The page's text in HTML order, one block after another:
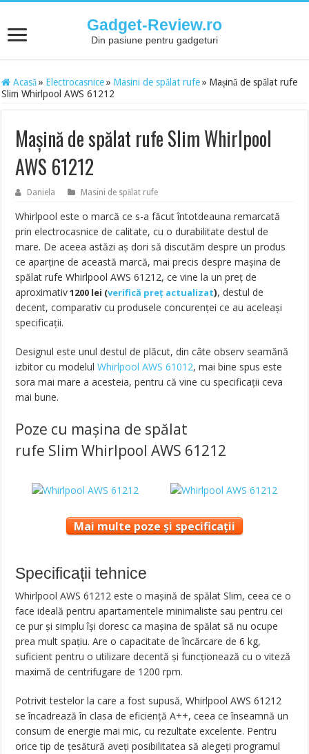
Gadget-Review.ro
Din pasiune pentru gadgeturi
Acasă » Electrocasnice » Masini de spălat rufe » Mașină de spălat rufe
Slim Whirlpool AWS 61212
Mașină de spălat rufe Slim Whirlpool
AWS 61212
Daniela Masini de spălat rufe
Whirlpool este o marcă ce s-a făcut întotdeauna remarcată
prin electrocasnice de calitate, cu o durabilitate destul de
mare. De aceea astăzi aș dori să discutăm despre un produs
ce aparține de această marcă, mai precis despre mașina de
spălat rufe Whirlpool AWS 61212,ce vine la un preț de
aproximativ1200 lei (verifică preț actualizat), destul de
decent, comparativ cu produsele concurenței ce au aceleași
specificații.
Designul este unul destul de plăcut, din câte observ seamănă
izbitor cu modelulWhirlpool AWS 61012, mai bine spus este
sora mai mare a acesteia, pentru că vine cu specificații ceva
mai bune.
Poze cu mașina de spălat
rufe Slim Whirlpool AWS 61212
Mai multe poze și specificații
Specificații tehnice
Whirlpool AWS 61212 este o mașină de spălat Slim, ceea ce o
face ideală pentru apartamentele minimaliste sau pentru cei
ce pur și simplu își doresc ca mașina de spălat să nu ocupe
prea mult spațiu. Are o capacitate de încărcare de 6 kg,
suficient pentru o utilizare decentă și funcționează cu o viteză
maximă de centrifugare de 1200 rpm.
Potrivit testelor la care a fost supusă, Whirlpool AWS 61212
se încadrează în clasa de eficiență A++, ceea ce înseamnă un
consum de energie mai mic, cu rezultate excelente. Pentru
orice tip de țesătură aveți posibilitatea să alegeți programul